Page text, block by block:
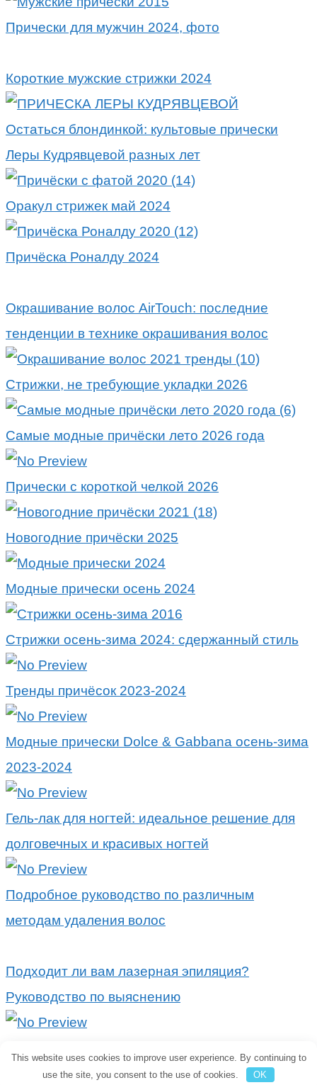
Прически для мужчин 2024, фото
Короткие мужские стрижки 2024
Остаться блондинкой: культовые прически
Леры Кудрявцевой разных лет
Оракул стрижек май 2024
Причёска Роналду 2024
Окрашивание волос AirTouch: последние
тенденции в технике окрашивания волос
Стрижки, не требующие укладки 2026
Самые модные причёски лето 2026 года
Прически с короткой челкой 2026
Новогодние причёски 2025
Модные прически осень 2024
Стрижки осень-зима 2024: сдержанный стиль
Тренды причёсок 2023-2024
Модные прически Dolce & Gabbana осень-зима
2023-2024
Гель-лак для ногтей: идеальное решение для
долговечных и красивых ногтей
Подробное руководство по различным
методам удаления волос
Подходит ли вам лазерная эпиляция?
Руководство по выяснению
преимущества лазерной эпиляции
This website uses cookies to improve user experience. By continuing to
use the site, you consent to the use of cookies.
OK